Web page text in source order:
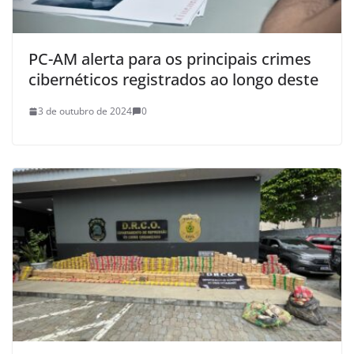
PC-AM alerta para os principais crimes
cibernéticos registrados ao longo deste
3 de outubro de 2024 0